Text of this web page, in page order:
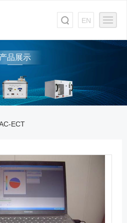
EN
产品展示
ECT